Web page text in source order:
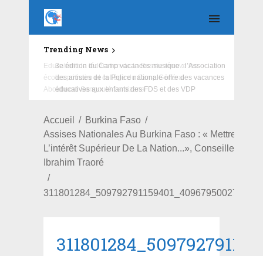
Trending News
Education : la fédération de la Russie rénove les
écoles primaire et collège du Camp Général
Aboubacar Sangoulé Lamizana
Accueil
Burkina Faso
Assises Nationales Au Burkina Faso : « Mettre En
L’intérêt Supérieur De La Nation...», Conseille Le
Ibrahim Traoré